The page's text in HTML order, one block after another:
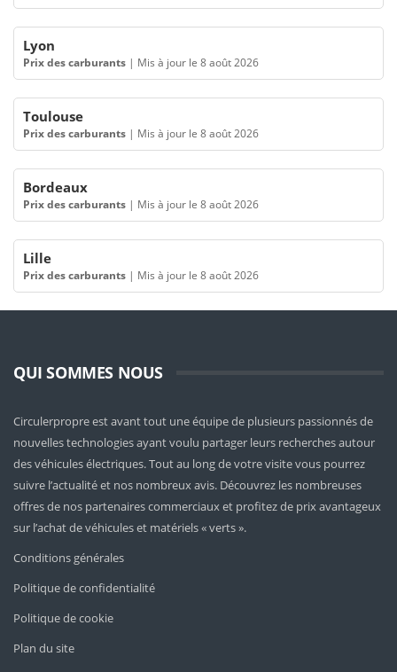
Lyon
Prix des carburants | Mis à jour le 8 août 2026
Toulouse
Prix des carburants | Mis à jour le 8 août 2026
Bordeaux
Prix des carburants | Mis à jour le 8 août 2026
Lille
Prix des carburants | Mis à jour le 8 août 2026
QUI SOMMES NOUS
Circulerpropre est avant tout une équipe de plusieurs passionnés de
nouvelles technologies ayant voulu partager leurs recherches autour
des véhicules électriques. Tout au long de votre visite vous pourrez
suivre l’actualité et nos nombreux avis. Découvrez les nombreuses
offres de nos partenaires commerciaux et profitez de prix avantageux
sur l’achat de véhicules et matériels « verts ».
Conditions générales
Politique de confidentialité
Politique de cookie
Plan du site